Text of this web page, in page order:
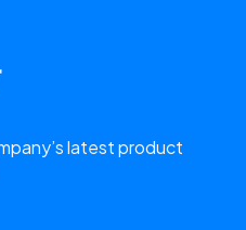
latest product